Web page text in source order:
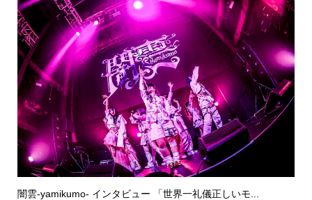
闇雲-yamikumo- インタビュー 「世界一礼儀正しいモ...